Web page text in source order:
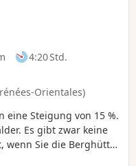
4:20 Std.
Orientales)
eine Steigung von 15 %.
Es gibt zwar keine
wenn Sie die Berghütte